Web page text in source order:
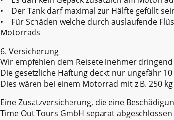
• Der Tank darf maximal zur Hälfte gefüllt
• Für Schäden welche durch auslaufende
Motorrads
6. Versicherung
Wir empfehlen dem Reiseteilnehmer
Die gesetzliche Haftung deckt nur ungefähr
Dies wären bei einem Motorrad mit z.B. 250
Eine Zusatzversicherung, die eine
Time Out Tours GmbH separat